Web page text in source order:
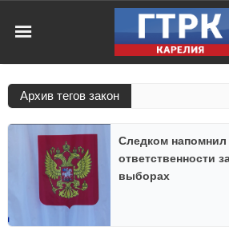
Архив тегов закон
Следком напомнил
ответственности
выборах